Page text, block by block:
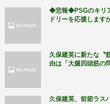
◆悲報◆PSGのキリ
ドリーを応援します
久保建英に新たな〝
由は「大腿四頭筋の
久保建英、前節ラス